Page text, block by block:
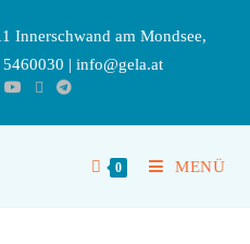
Innerschwand am Mondsee,
| info@gela.at
0 MENÜ